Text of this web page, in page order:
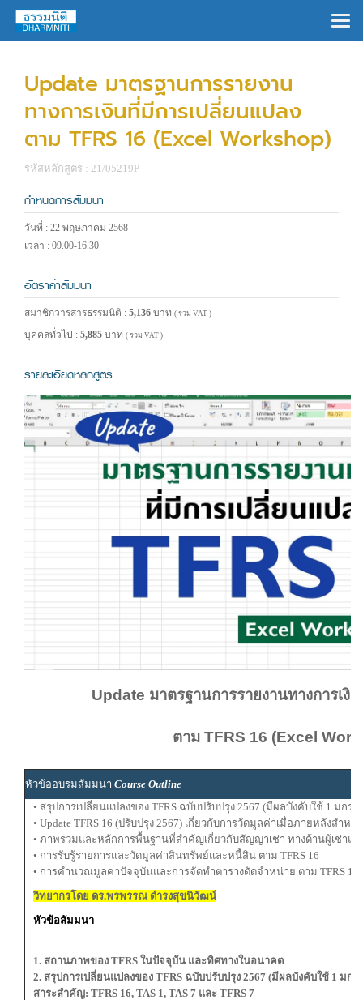
Update มาตรฐานการรายงาน
ทางการเงินที่มีการเปลี่ยนแปลง
ตาม TFRS 16 (Excel Workshop)
รหัสหลักสูตร : 21/05219P
กำหนดการสัมมนา
วันที่ : 22 พฤษภาคม 2568
เวลา : 09.00-16.30
อัตราค่าสัมมนา
สมาชิกวารสารธรรมนิติ : 5,136 บาท ( รวม VAT )
บุคคลทั่วไป : 5,885 บาท ( รวม VAT )
รายละเอียดหลักสูตร
Update มาตรฐานการรายงานทางการเงิ
ตาม TFRS 16 (Excel
หัวข้ออบรมสัมมนา Course Outline
• สรุปการเปลี่ยนแปลงของ TFRS ฉบับปรับปรุง 2567 (มีผลบังคับใช้ 1 มกรา
• Update TFRS 16 (ปรับปรุง 2567) เกี่ยวกับการวัดมูลค่าเมื่อภายหลังสำห
• ภาพรวมและหลักการพื้นฐานที่สำคัญเกี่ยวกับสัญญาเช่า ทางด้านผู้เช่าแล
• การรับรู้รายการและวัดมูลค่าสินทรัพย์และหนี้สิน ตาม TFRS 16
• การคำนวณมูลค่าปัจจุบันและการจัดทำตารางตัดจำหน่าย ตาม TFRS 16
วิทยากรโดย ดร.พรพรรณ ดำรงสุขนิวัฒน์
หัวข้อสัมมนา
1. สถานภาพของ TFRS ในปัจจุบัน และทิศทางในอนาคต
2. สรุปการเปลี่ยนแปลงของ TFRS ฉบับปรับปรุง 2567 (มีผลบังคับใช้ 1 มก
สาระสำคัญ: TFRS 16, TAS 1, TAS 7 และ TFRS 7
×